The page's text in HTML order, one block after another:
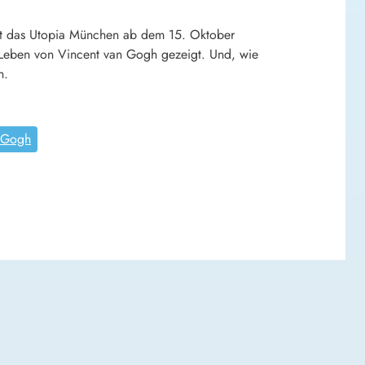
das Utopia München ab dem 15. Oktober
von Vincent van Gogh gezeigt. Und, wie